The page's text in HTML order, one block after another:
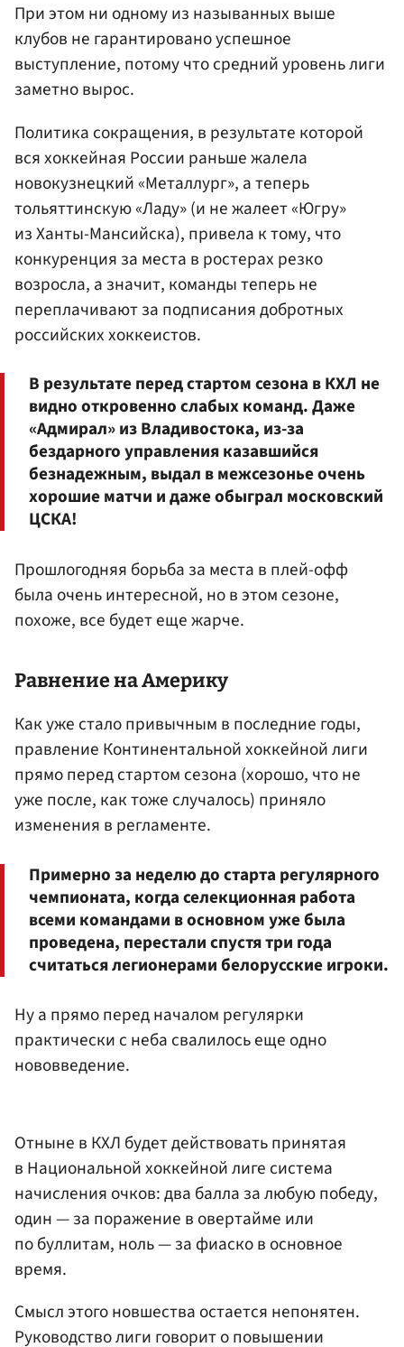
При этом ни одному из называнных выше
клубов не гарантировано успешное
выступление, потому что средний уровень лиги
заметно вырос.
Политика сокращения, в результате которой
вся хоккейная России раньше жалела
новокузнецкий «Металлург», а теперь
тольяттинскую «Ладу» (и не жалеет «Югру»
из Ханты-Мансийска), привела к тому, что
конкуренция за места в ростерах резко
возросла, а значит, команды теперь не
переплачивают за подписания добротных
российских хоккеистов.
В результате перед стартом сезона в КХЛ не
видно откровенно слабых команд. Даже
«Адмирал» из Владивостока, из-за
бездарного управления казавшийся
безнадежным, выдал в межсезонье очень
хорошие матчи и даже обыграл московский
ЦСКА!
Прошлогодняя борьба за места в плей-офф
была очень интересной, но в этом сезоне,
похоже, все будет еще жарче.
Равнение на Америку
Как уже стало привычным в последние годы,
правление Континентальной хоккейной лиги
прямо перед стартом сезона (хорошо, что не
уже после, как тоже случалось) приняло
изменения в регламенте.
Примерно за неделю до старта регулярного
чемпионата, когда селекционная работа
всеми командами в основном уже была
проведена, перестали спустя три года
считаться легионерами белорусские игроки.
Ну а прямо перед началом регулярки
практически с неба свалилось еще одно
нововведение.
Отныне в КХЛ будет действовать принятая
в Национальной хоккейной лиге система
начисления очков: два балла за любую победу,
один — за поражение в овертайме или
по буллитам, ноль — за фиаско в основное
время.
Смысл этого новшества остается непонятен.
Руководство лиги говорит о повышении